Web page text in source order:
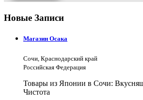
Новые Записи
Магазин Осака
Сочи, Краснодарский край
Российская Федерация
Товары из Японии в Сочи:
Чистота